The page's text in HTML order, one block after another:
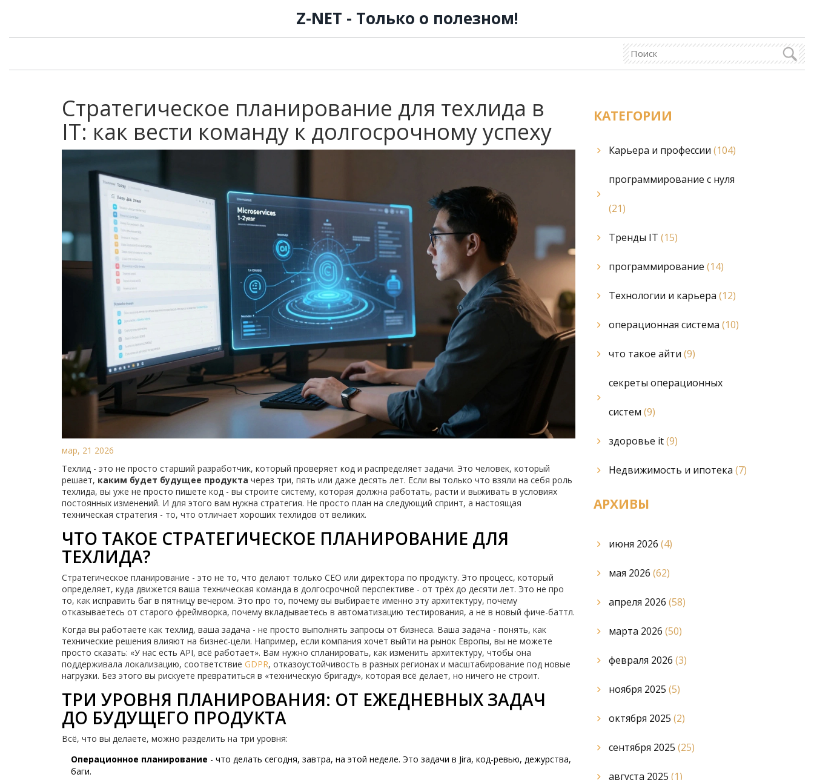
Z-NET - Только о полезном!
Стратегическое планирование для техлида в
IT: как вести команду к долгосрочному успеху
мар, 21 2026
Техлид - это не просто старший разработчик, который проверяет код и распределяет задачи. Это человек, который
решает, каким будет будущее продукта через три, пять или даже десять лет. Если вы только что взяли на себя роль
техлида, вы уже не просто пишете код - вы строите систему, которая должна работать, расти и выживать в условиях
постоянных изменений. И для этого вам нужна стратегия. Не просто план на следующий спринт, а настоящая
техническая стратегия - то, что отличает хороших техлидов от великих.
ЧТО ТАКОЕ СТРАТЕГИЧЕСКОЕ ПЛАНИРОВАНИЕ ДЛЯ
ТЕХЛИДА?
Стратегическое планирование - это не то, что делают только CEO или директора по продукту. Это процесс, который
определяет, куда движется ваша техническая команда в долгосрочной перспективе - от трёх до десяти лет. Это не про
то, как исправить баг в пятницу вечером. Это про то, почему вы выбираете именно эту архитектуру, почему
отказываетесь от старого фреймворка, почему вкладываетесь в автоматизацию тестирования, а не в новый фиче-баттл.
Когда вы работаете как техлид, ваша задача - не просто выполнять запросы от бизнеса. Ваша задача - понять, как
технические решения влияют на бизнес-цели. Например, если компания хочет выйти на рынок Европы, вы не можете
просто сказать: «У нас есть API, всё работает». Вам нужно спланировать, как изменить архитектуру, чтобы она
поддерживала локализацию, соответствие GDPR, отказоустойчивость в разных регионах и масштабирование под новые
нагрузки. Без этого вы рискуете превратиться в «техническую бригаду», которая всё делает, но ничего не строит.
ТРИ УРОВНЯ ПЛАНИРОВАНИЯ: ОТ ЕЖЕДНЕВНЫХ ЗАДАЧ
ДО БУДУЩЕГО ПРОДУКТА
Всё, что вы делаете, можно разделить на три уровня:
Операционное планирование - что делать сегодня, завтра, на этой неделе. Это задачи в Jira, код-ревью, дежурства,
баги.
КАТЕГОРИИ
Карьера и профессии (104)
программирование с нуля
(21)
Тренды IT (15)
программирование (14)
Технологии и карьера (12)
операционная система (10)
что такое айти (9)
секреты операционных
систем (9)
здоровье it(9)
Недвижимость и ипотека (7)
АРХИВЫ
июня 2026 (4)
мая 2026 (62)
апреля 2026 (58)
марта 2026 (50)
февраля 2026 (3)
ноября 2025 (5)
октября 2025 (2)
сентября 2025 (25)
августа 2025 (1)